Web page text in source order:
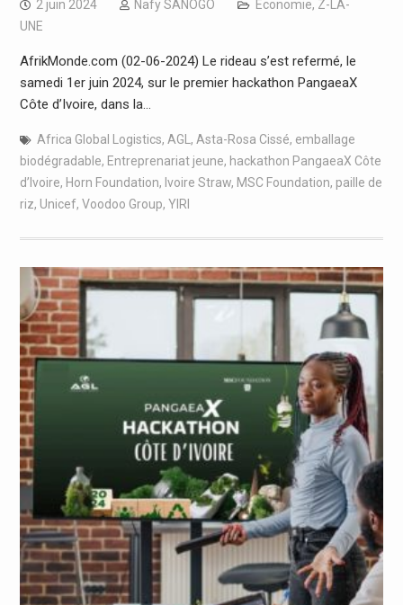
2 juin 2024 Nafy SANOGO Economie, Z-LA-
UNE
AfrikMonde.com (02-06-2024) Le rideau s’est refermé, le
samedi 1er juin 2024, sur le premier hackathon PangaeaX
Côte d’Ivoire, dans la…
Africa Global Logistics, AGL , Asta-Rosa Cissé, emballage
biodégradable, Entreprenariat jeune, hackathon PangaeaX Côte
d’Ivoire, Horn Foundation, Ivoire Straw, MSC Foundation, paille de
riz, Unicef, Voodoo Group, YIRI